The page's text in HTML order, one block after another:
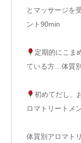
とマッサージを
ント90min
定期的にこま
ている方…体質
初めてだし、
ロマトリートメ
体質別アロマト